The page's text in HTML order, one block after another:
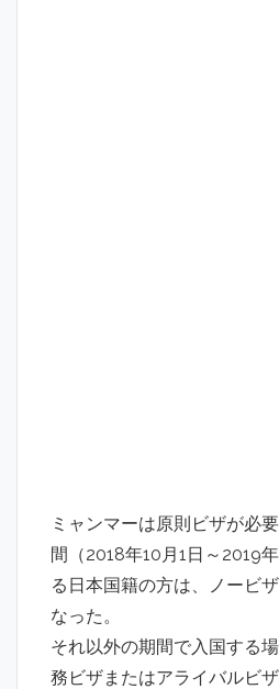
ミャンマーは原則ビザが必
間（2018年10月1日～2019
る日本国籍の方は、ノービ
なった。
それ以外の期間で入国する
務ビザまたはアライバルビ